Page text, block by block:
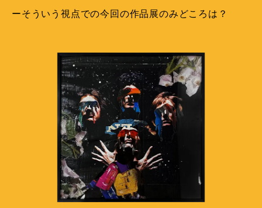
ーそういう視点での今回の作品展のみどころは？